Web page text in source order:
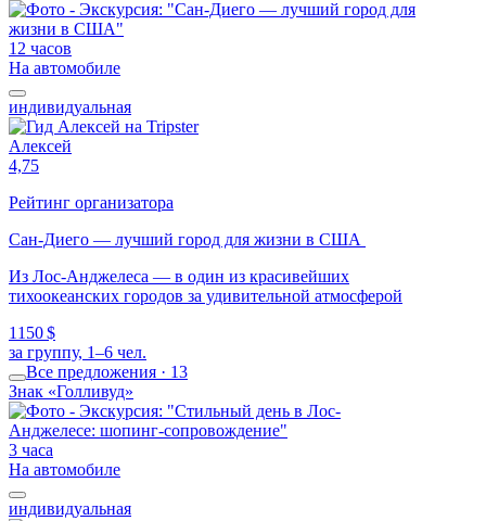
12 часов
На автомобиле
индивидуальная
Алексей
4,75
Рейтинг организатора
Сан-Диего — лучший город для жизни в США
Из Лос-Анджелеса — в один из красивейших
тихоокеанских городов за удивительной атмосферой
1150 $
за группу, 1–6 чел.
Все предложения · 13
Знак «Голливуд»
3 часа
На автомобиле
индивидуальная